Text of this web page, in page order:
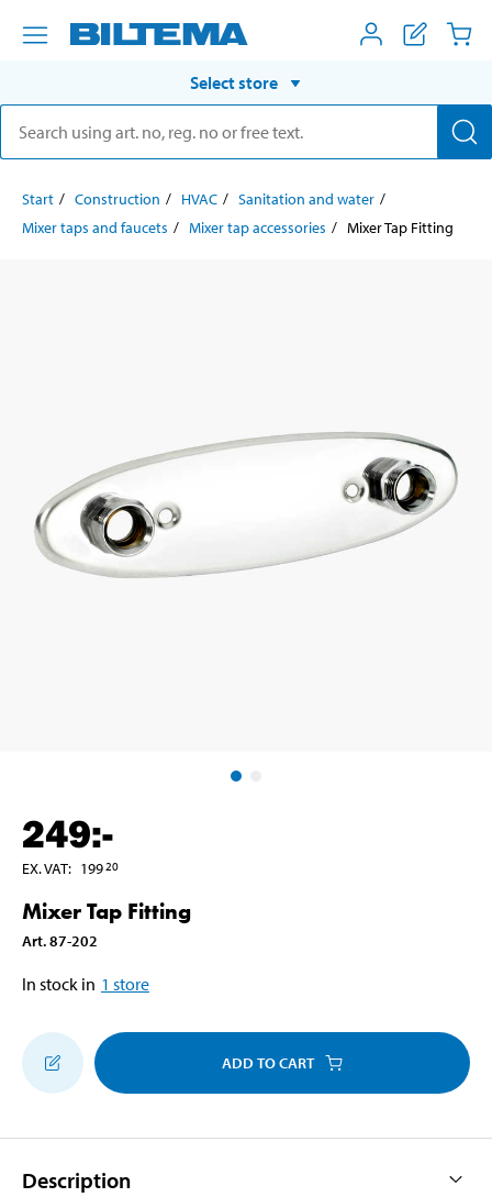
Select store
Start Construction HVAC
Sanitation and water
Mixer taps and faucets
Mixer tap accessories Mixer Tap Fitting
249:-
EX. VAT: 19920
Mixer Tap Fitting
Art.87-202
In stock in 1 store
ADD TO CART
Description